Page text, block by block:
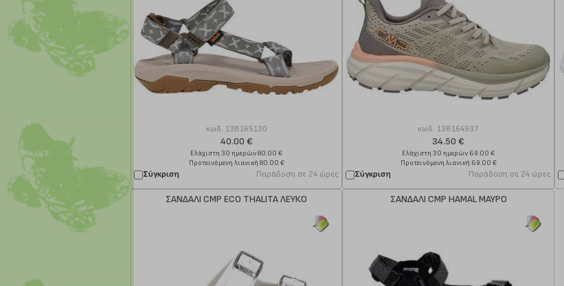
κωδ. 138165130
40.00 €
Ελάχιστη 30 ημερών 80.00 €
Προτεινόμενη λιανική 80.00 €
Σύγκριση Παράδοση σε 24 ώρες
κωδ. 138164937
34.50 €
Ελάχιστη 30 ημερών 69.00 €
Προτεινόμενη λιανική 69.00 €
Σύγκριση Παράδοση σε 24 ώρες
ΣΑΝΔΑΛΙ CMP ECO THALITA ΛΕΥΚΟ ΣΑΝΔΑΛΙ CMP HAMAL ΜΑΥΡΟ